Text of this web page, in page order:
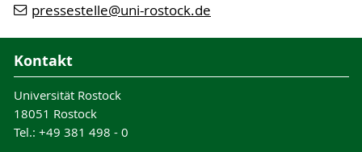
pressestelle@uni-rostock.de
Kontakt
Universität Rostock
18051 Rostock
Tel.: +49 381 498 - 0